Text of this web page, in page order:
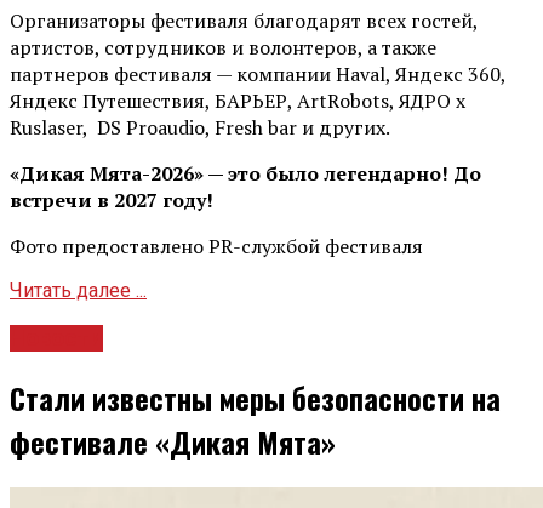
Организаторы фестиваля благодарят всех гостей,
артистов, сотрудников и волонтеров, а также
партнеров фестиваля — компании Haval, Яндекс 360,
Яндекс Путешествия, БАРЬЕР, ArtRobots, ЯДРО х
Ruslaser, DS Proaudio, Fresh bar и других.
«Дикая Мята-2026» — это было легендарно! До
встречи в 2027 году!
Фото предоставлено PR-службой фестиваля
Читать далее ...
Стали известны меры безопасности на
фестивале «Дикая Мята»